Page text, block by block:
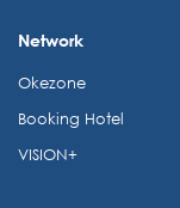
Network
Okezone
Booking Hotel
VISION+